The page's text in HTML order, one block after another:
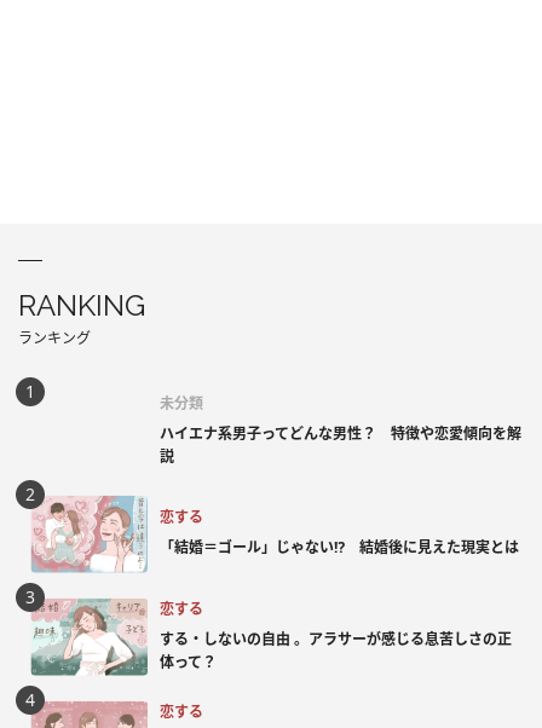
RANKING
ランキング
未分類
ハイエナ系男子ってどんな男性？ 特徴や恋愛傾向を解
説
恋する
「結婚＝ゴール」じゃない⁉ 結婚後に見えた現実とは
恋する
する・しないの自由 。アラサーが感じる息苦しさの正
体って？
恋する